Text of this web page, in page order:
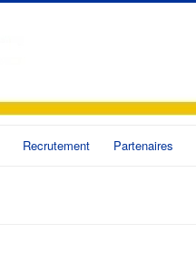
Recrutement Partenaires